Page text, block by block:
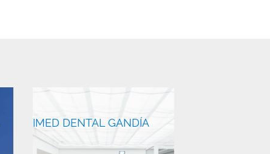
IMED DENTAL GANDÍA